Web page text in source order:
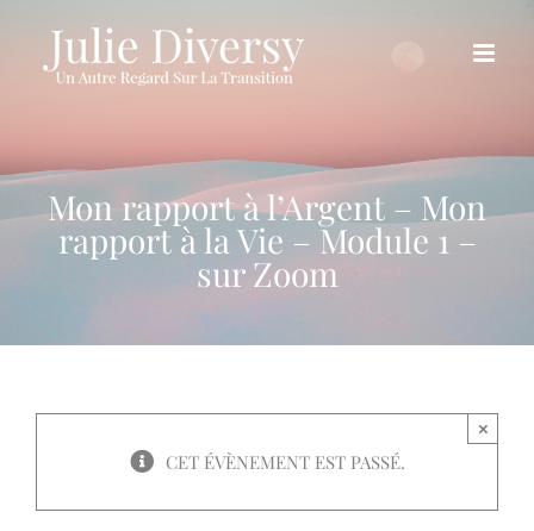
contenu
Mon rapport à l’Argent – Mon
rapport à la Vie – Module 1 –
sur Zoom
CET ÉVÈNEMENT EST PASSÉ.
×